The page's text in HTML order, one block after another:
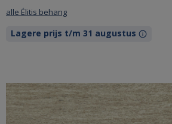
alle Élitis behang
Lagere prijs t/m 31 augustus